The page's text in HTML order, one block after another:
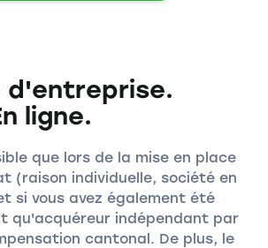
d'entreprise.
ligne.
que lors de la mise en place
(raison individuelle, société en
si vous avez également été
qu'acquéreur indépendant par
cantonal. De plus, le